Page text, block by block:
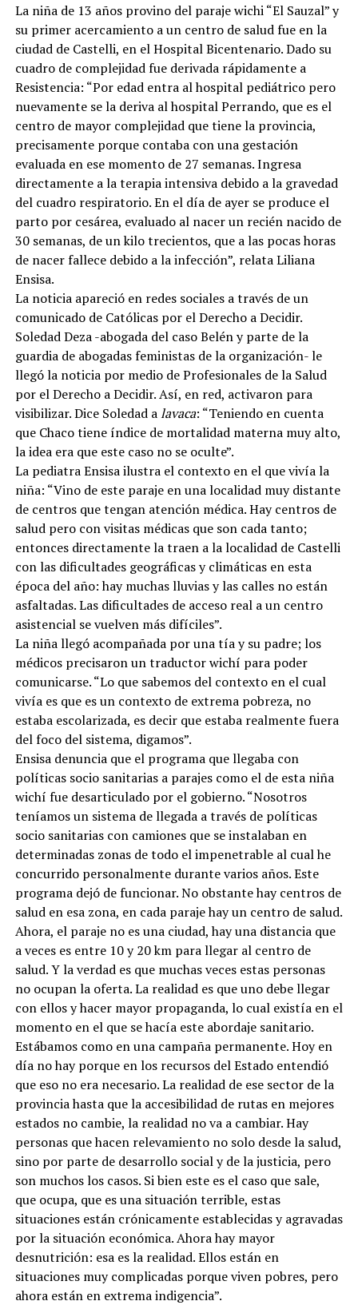
La niña de 13 años provino del paraje wichi “El Sauzal” y
su primer acercamiento a un centro de salud fue en la
ciudad de Castelli, en el Hospital Bicentenario. Dado su
cuadro de complejidad fue derivada rápidamente a
Resistencia: “Por edad entra al hospital pediátrico pero
nuevamente se la deriva al hospital Perrando, que es el
centro de mayor complejidad que tiene la provincia,
precisamente porque contaba con una gestación
evaluada en ese momento de 27 semanas. Ingresa
directamente a la terapia intensiva debido a la gravedad
del cuadro respiratorio. En el día de ayer se produce el
parto por cesárea, evaluado al nacer un recién nacido de
30 semanas, de un kilo trecientos, que a las pocas horas
de nacer fallece debido a la infección”, relata Liliana
Ensisa.
La noticia apareció en redes sociales a través de un
comunicado de Católicas por el Derecho a Decidir.
Soledad Deza -abogada del caso Belén y parte de la
guardia de abogadas feministas de la organización- le
llegó la noticia por medio de Profesionales de la Salud
por el Derecho a Decidir. Así, en red, activaron para
visibilizar. Dice Soledad alavaca: “Teniendo en cuenta
que Chaco tiene índice de mortalidad materna muy alto,
la idea era que este caso no se oculte”.
La pediatra Ensisa ilustra el contexto en el que vivía la
niña: “Vino de este paraje en una localidad muy distante
de centros que tengan atención médica. Hay centros de
salud pero con visitas médicas que son cada tanto;
entonces directamente la traen a la localidad de Castelli
con las dificultades geográficas y climáticas en esta
época del año: hay muchas lluvias y las calles no están
asfaltadas. Las dificultades de acceso real a un centro
asistencial se vuelven más difíciles”.
La niña llegó acompañada por una tía y su padre; los
médicos precisaron un traductor wichí para poder
comunicarse. “Lo que sabemos del contexto en el cual
vivía es que es un contexto de extrema pobreza, no
estaba escolarizada, es decir que estaba realmente fuera
del foco del sistema, digamos”.
Ensisa denuncia que el programa que llegaba con
políticas socio sanitarias a parajes como el de esta niña
wichí fue desarticulado por el gobierno. “Nosotros
teníamos un sistema de llegada a través de políticas
socio sanitarias con camiones que se instalaban en
determinadas zonas de todo el impenetrable al cual he
concurrido personalmente durante varios años. Este
programa dejó de funcionar. No obstante hay centros de
salud en esa zona, en cada paraje hay un centro de salud.
Ahora, el paraje no es una ciudad, hay una distancia que
a veces es entre 10 y 20 km para llegar al centro de
salud. Y la verdad es que muchas veces estas personas
no ocupan la oferta. La realidad es que uno debe llegar
con ellos y hacer mayor propaganda, lo cual existía en el
momento en el que se hacía este abordaje sanitario.
Estábamos como en una campaña permanente. Hoy en
día no hay porque en los recursos del Estado entendió
que eso no era necesario. La realidad de ese sector de la
provincia hasta que la accesibilidad de rutas en mejores
estados no cambie, la realidad no va a cambiar. Hay
personas que hacen relevamiento no solo desde la salud,
sino por parte de desarrollo social y de la justicia, pero
son muchos los casos. Si bien este es el caso que sale,
que ocupa, que es una situación terrible, estas
situaciones están crónicamente establecidas y agravadas
por la situación económica. Ahora hay mayor
desnutrición: esa es la realidad. Ellos están en
situaciones muy complicadas porque viven pobres, pero
ahora están en extrema indigencia”.